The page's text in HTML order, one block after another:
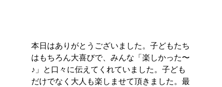
本日はありがとうございました。子どもたち
はもちろん大喜びで、みんな「楽しかった〜
♪」と口々に伝えてくれていました。子ども
だけでなく大人も楽しませて頂きました。最